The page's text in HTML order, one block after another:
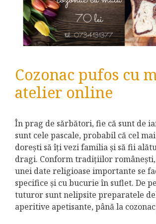
Cozonac pufos cu
atelier online
În prag de sărbători, fie că sunt de
sunt cele pascale, probabil că cel
dorești să îți vezi familia și să fii
dragi. Conform tradițiilor
unei date religioase importante se
specifice și cu bucurie în suflet. De
tuturor sunt nelipsite preparatele
aperitive apetisante, până la